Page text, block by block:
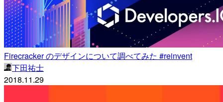
Firecracker のデザインについて調べてみた #reinvent
下田祐士
2018.11.29